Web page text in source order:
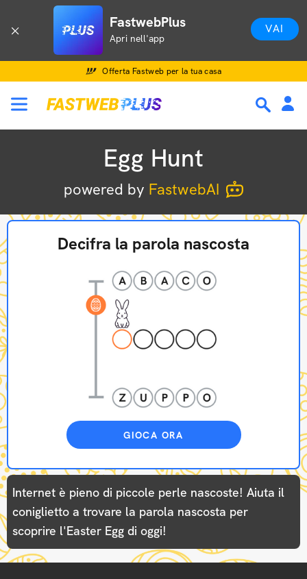
FastwebPlus
Apri nell'app
VAI
Offerta Fastweb per la tua casa
Egg Hunt
powered by FastwebAI
Decifra la parola nascosta
GIOCA ORA
Internet è pieno di piccole perle nascoste! Aiuta il
coniglietto a trovare la parola nascosta per
scoprire l'Easter Egg di oggi!